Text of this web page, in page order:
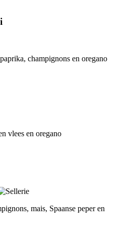
champignons en oregano
vlees en oregano
mais, Spaanse peper en